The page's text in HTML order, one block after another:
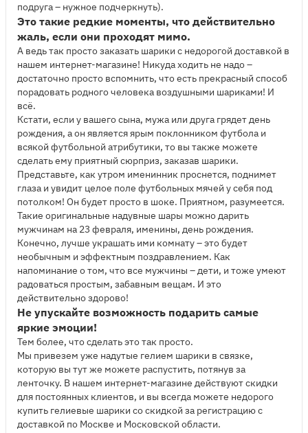
подруга – нужное подчеркнуть).
Это такие редкие моменты, что действительно
жаль, если они проходят мимо.
А ведь так просто заказать шарики с недорогой доставкой в
нашем интернет-магазине! Никуда ходить не надо –
достаточно просто вспомнить, что есть прекрасный способ
порадовать родного человека воздушными шариками! И
всё.
Кстати, если у вашего сына, мужа или друга грядет день
рождения, а он является ярым поклонником футбола и
всякой футбольной атрибутики, то вы также можете
сделать ему приятный сюрприз, заказав шарики.
Представьте, как утром именинник проснется, поднимет
глаза и увидит целое поле футбольных мячей у себя под
потолком! Он будет просто в шоке. Приятном, разумеется.
Такие оригинальные надувные шары можно дарить
мужчинам на 23 февраля, именины, день рождения.
Конечно, лучше украшать ими комнату – это будет
необычным и эффектным поздравлением. Как
напоминание о том, что все мужчины – дети, и тоже умеют
радоваться простым, забавным вещам. И это
действительно здорово!
Не упускайте возможность подарить самые
яркие эмоции!
Тем более, что сделать это так просто.
Мы привезем уже надутые гелием шарики в связке,
которую вы тут же можете распустить, потянув за
ленточку. В нашем интернет-магазине действуют скидки
для постоянных клиентов, и вы всегда можете недорого
купить гелиевые шарики со скидкой за регистрацию с
доставкой по Москве и Московской области.